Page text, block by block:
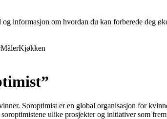
informasjon om hvordan du kan forberede deg
MålerKjøkken
Soroptimist er en global organisasjon for
ulike prosjekter og initiativer som